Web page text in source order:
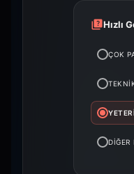
Hızlı
ÇOK
DIĞER